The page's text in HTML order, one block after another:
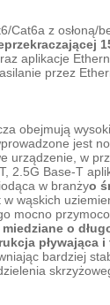
Cat6a z osłoną/
aplikacje
przez
obejmują
jest
urządzenie, w
2.5G Base-T
w branżyo
wąskich
mocno
o
pływająca i
bardziej